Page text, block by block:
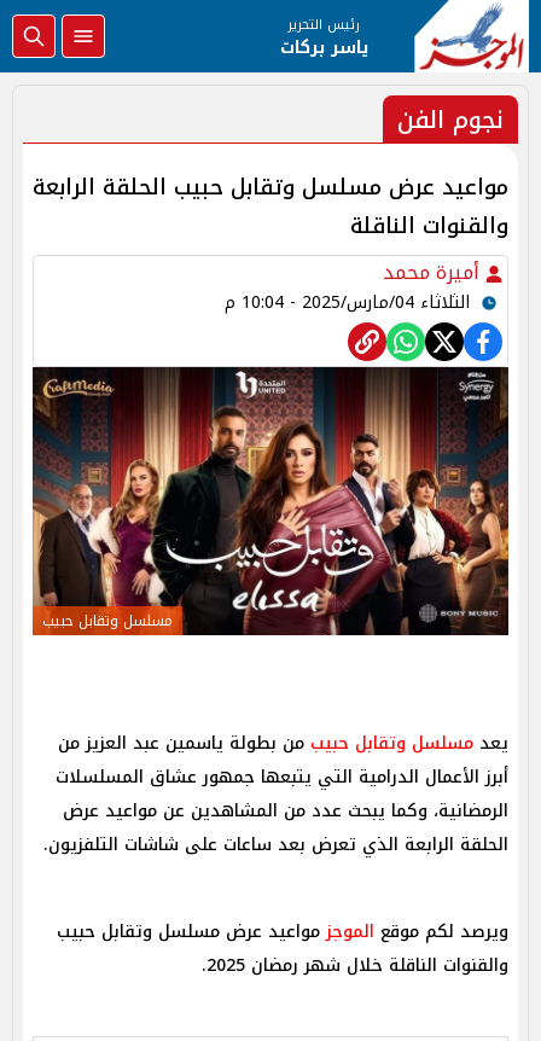
رئيس التحرير
ياسر بركات
نجوم الفن
مواعيد عرض مسلسل وتقابل حبيب الحلقة الرابعة
والقنوات الناقلة
أميرة محمد
الثلاثاء 04/مارس/2025 - 10:04 م
مسلسل وتقابل حبيب
يعد مسلسل وتقابل حبيب من بطولة ياسمين عبد العزيز من
أبرز الأعمال الدرامية التي يتبعها جمهور عشاق المسلسلات
الرمضانية، وكما يبحث عدد من المشاهدين عن مواعيد عرض
الحلقة الرابعة الذي تعرض بعد ساعات على شاشات التلفزيون.
ويرصد لكم موقع الموجزمواعيد عرض مسلسل وتقابل حبيب
والقنوات الناقلة خلال شهر رمضان 2025.